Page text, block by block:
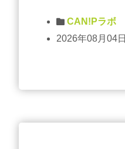
CAN!Pラボ
2026年08月04日